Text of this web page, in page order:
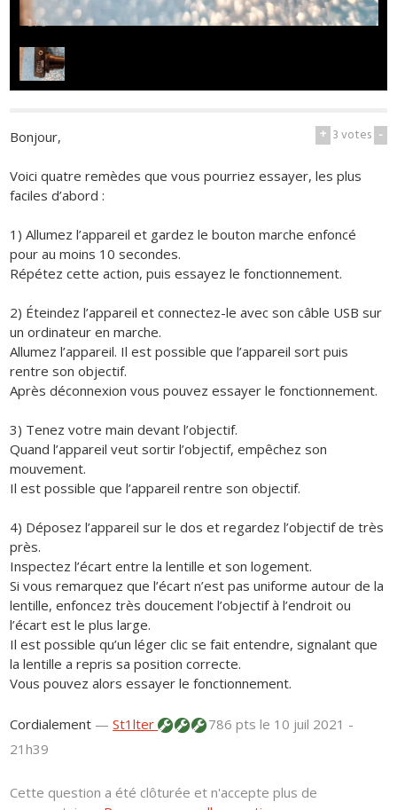
1 / 1
+ 3votes -
Bonjour,
Voici quatre remèdes que vous pourriez essayer, les plus
faciles d’abord :
1) Allumez l’appareil et gardez le bouton marche enfoncé
pour au moins 10 secondes.
Répétez cette action, puis essayez le fonctionnement.
2) Éteindez l’appareil et connectez-le avec son câble USB sur
un ordinateur en marche.
Allumez l’appareil. Il est possible que l’appareil sort puis
rentre son objectif.
Après déconnexion vous pouvez essayer le fonctionnement.
3) Tenez votre main devant l’objectif.
Quand l’appareil veut sortir l’objectif, empêchez son
mouvement.
Il est possible que l’appareil rentre son objectif.
4) Déposez l’appareil sur le dos et regardez l’objectif de très
près.
Inspectez l’écart entre la lentille et son logement.
Si vous remarquez que l’écart n’est pas uniforme autour de la
lentille, enfoncez très doucement l’objectif à l’endroit ou
l’écart est le plus large.
Il est possible qu’un léger clic se fait entendre, signalant que
la lentille a repris sa position correcte.
Vous pouvez alors essayer le fonctionnement.
Cordialement —St1lter 786 ptsle 10 juil 2021 -
21h39
Cette question a été clôturée et n'accepte plus de